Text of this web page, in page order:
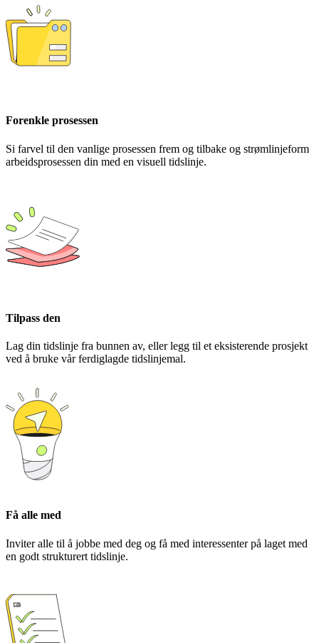
Forenkle prosessen
Si farvel til den vanlige prosessen frem og tilbake og strømlinjeform
arbeidsprosessen din med en visuell tidslinje.
Tilpass den
Lag din tidslinje fra bunnen av, eller legg til et eksisterende prosjekt
ved å bruke vår ferdiglagde tidslinjemal.
Få alle med
Inviter alle til å jobbe med deg og få med interessenter på laget med
en godt strukturert tidslinje.